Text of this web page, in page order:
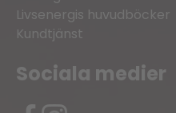
Livsenergis huvudböcker
Kundtjänst
Sociala medier